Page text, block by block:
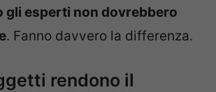
gli esperti non dovrebbero
. Fanno davvero la differenza.
rendono il